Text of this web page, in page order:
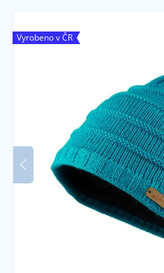
Vyrobeno v ČR